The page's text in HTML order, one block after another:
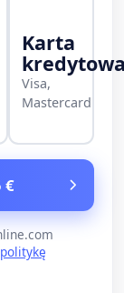
Karta
Visa,
Mastercard
€
politykę